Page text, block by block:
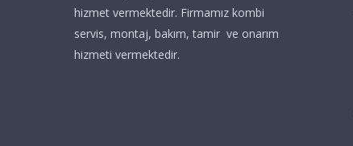
hizmet vermektedir. Firmamız kombi
servis, montaj, bakım, tamir ve onarım
hizmeti vermektedir.